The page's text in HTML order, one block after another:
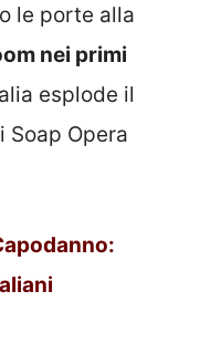
le porte alla
nei primi
esplode il
Soap Opera